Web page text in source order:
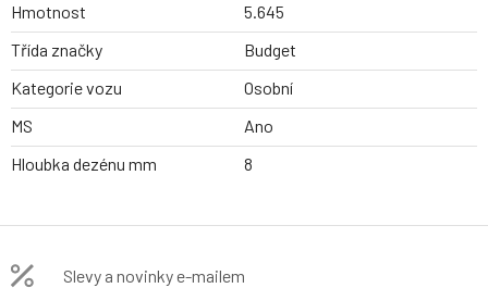
Hmotnost
5.645
Třída značky
Budget
Kategorie vozu
Osobní
MS
Ano
Hloubka dezénu mm
8
Slevy a novinky e-mailem